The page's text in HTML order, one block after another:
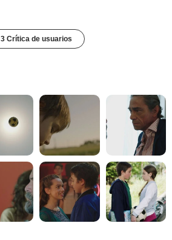
3 Crítica de usuarios